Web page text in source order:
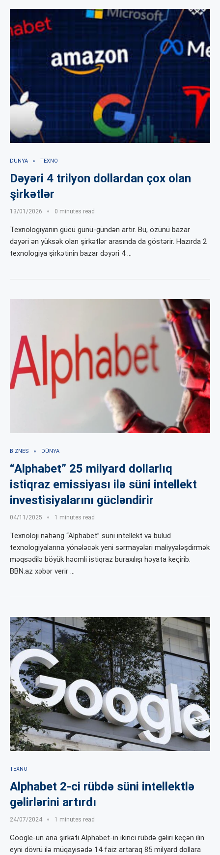
DÜNYA TEXNO
Dəyəri 4 trilyon dollardan çox olan
şirkətlər
13/01/2026 0 minutes read
Texnologiyanın gücü günü-gündən artır. Bu, özünü bazar
dəyəri ən yüksək olan şirkətlər arasında da göstərir. Hazırda 2
texnologiya şirkətinin bazar dəyəri 4 …
BIZNES DÜNYA
“Alphabet” 25 milyard dollarlıq
istiqraz emissiyası ilə süni intellekt
investisiyalarını gücləndirir
04/11/2025 1 minutes read
Texnoloji nəhəng “Alphabet” süni intellekt və bulud
texnologiyalarına yönələcək yeni sərmayələri maliyyələşdirmək
məqsədilə böyük həcmli istiqraz buraxılışı həyata keçirib.
BBN.az xəbər verir …
TEXNO
Alphabet 2-ci rübdə süni intellektlə
gəlirlərini artırdı
24/07/2024 1 minutes read
Google-un ana şirkəti Alphabet-in ikinci rübdə gəliri keçən ilin
eyni dövrü ilə müqayisədə 14 faiz artaraq 85 milyard dollara